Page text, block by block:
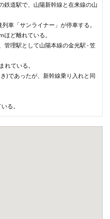
鉄道駅で、山陽新幹線と在来線の山
車「サンライナー」が停車する。
ど離れている。
管理駅として山陽本線の金光駅 - 笠
れている。
)であったが、新幹線乗り入れと同
る。